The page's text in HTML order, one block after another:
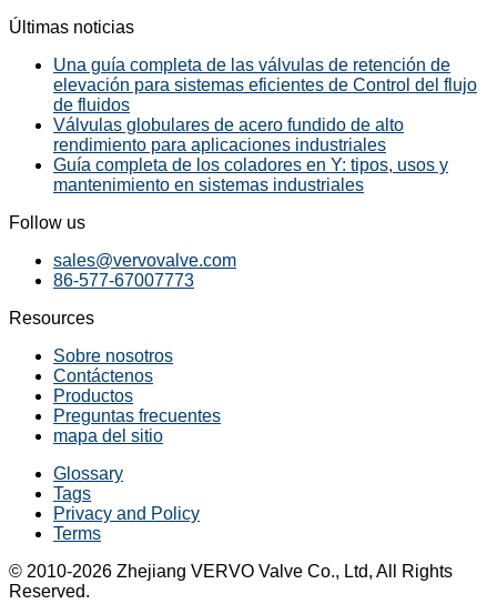
Últimas noticias
Una guía completa de las válvulas de retención de
elevación para sistemas eficientes de Control del flujo
de fluidos
Válvulas globulares de acero fundido de alto
rendimiento para aplicaciones industriales
Guía completa de los coladores en Y: tipos, usos y
mantenimiento en sistemas industriales
Follow us
sales@vervovalve.com
86-577-67007773
Resources
Sobre nosotros
Contáctenos
Productos
Preguntas frecuentes
mapa del sitio
Glossary
Tags
Privacy and Policy
Terms
© 2010-2026 Zhejiang VERVO Valve Co., Ltd, All Rights
Reserved.